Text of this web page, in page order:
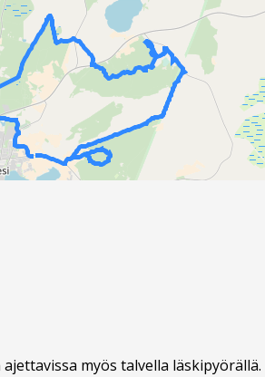
myös talvella läskipyörällä.